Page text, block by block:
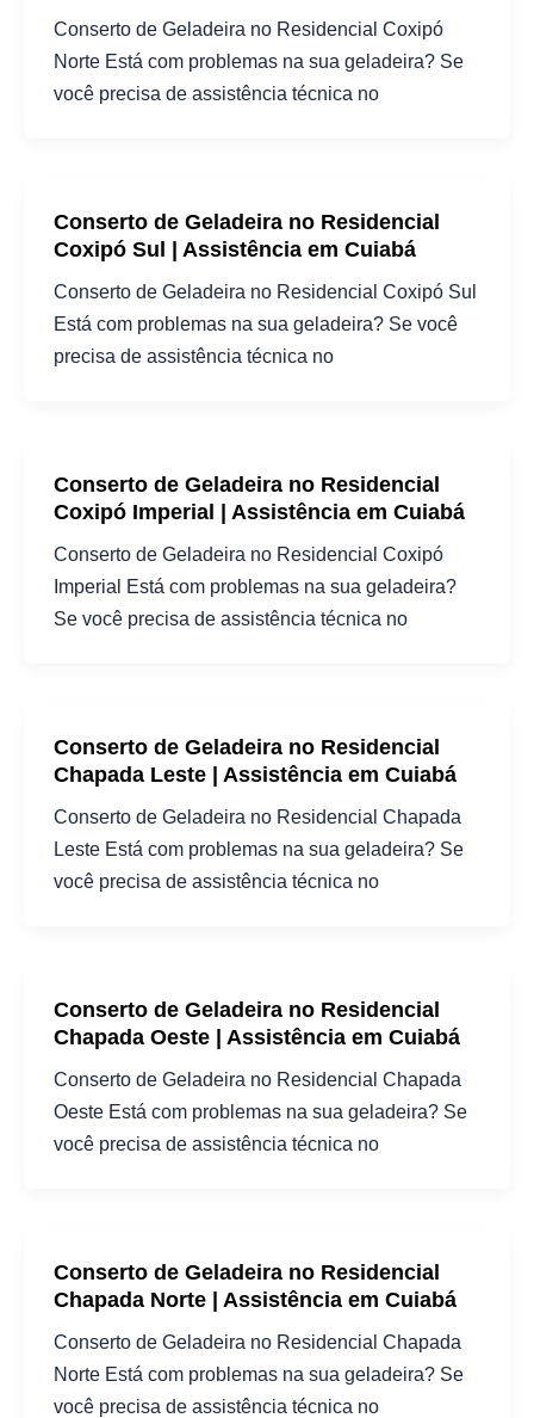
Conserto de Geladeira no Residencial Coxipó
Norte Está com problemas na sua geladeira? Se
você precisa de assistência técnica no
Conserto de Geladeira no Residencial
Coxipó Sul | Assistência em Cuiabá
Conserto de Geladeira no Residencial Coxipó Sul
Está com problemas na sua geladeira? Se você
precisa de assistência técnica no
Conserto de Geladeira no Residencial
Coxipó Imperial | Assistência em Cuiabá
Conserto de Geladeira no Residencial Coxipó
Imperial Está com problemas na sua geladeira?
Se você precisa de assistência técnica no
Conserto de Geladeira no Residencial
Chapada Leste | Assistência em Cuiabá
Conserto de Geladeira no Residencial Chapada
Leste Está com problemas na sua geladeira? Se
você precisa de assistência técnica no
Conserto de Geladeira no Residencial
Chapada Oeste | Assistência em Cuiabá
Conserto de Geladeira no Residencial Chapada
Oeste Está com problemas na sua geladeira? Se
você precisa de assistência técnica no
Conserto de Geladeira no Residencial
Chapada Norte | Assistência em Cuiabá
Conserto de Geladeira no Residencial Chapada
Norte Está com problemas na sua geladeira? Se
você precisa de assistência técnica no